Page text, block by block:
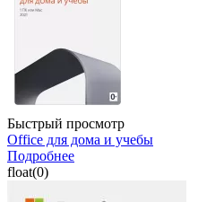
Быстрый просмотр
Office для дома и учебы
Подробнее
float(0)